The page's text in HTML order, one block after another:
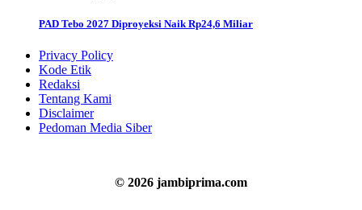
PAD Tebo 2027 Diproyeksi Naik Rp24,6 Miliar
Privacy Policy
Kode Etik
Redaksi
Tentang Kami
Disclaimer
Pedoman Media Siber
© 2026 jambiprima.com